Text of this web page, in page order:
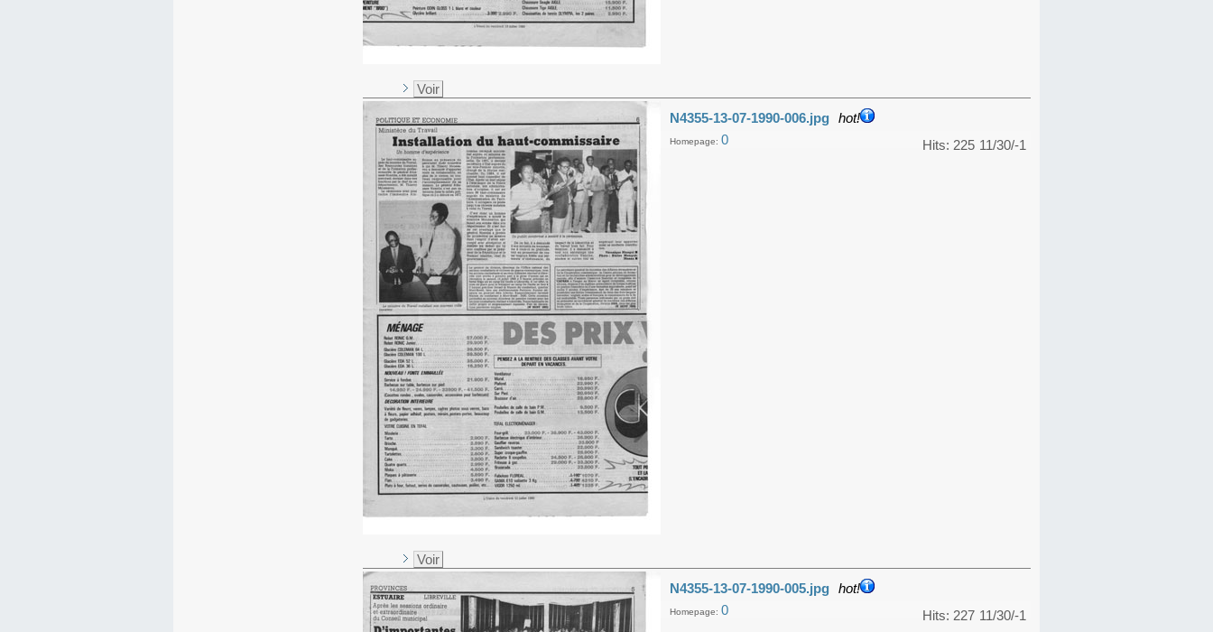
Voir
N4355-13-07-1990-006.jpg hot!
11/30/-1
Hits: 225
Homepage: 0
Voir
N4355-13-07-1990-005.jpg hot!
11/30/-1
Hits: 227
Homepage: 0